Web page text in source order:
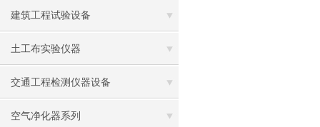
建筑工程试验设备
土工布实验仪器
交通工程检测仪器设备
空气净化器系列